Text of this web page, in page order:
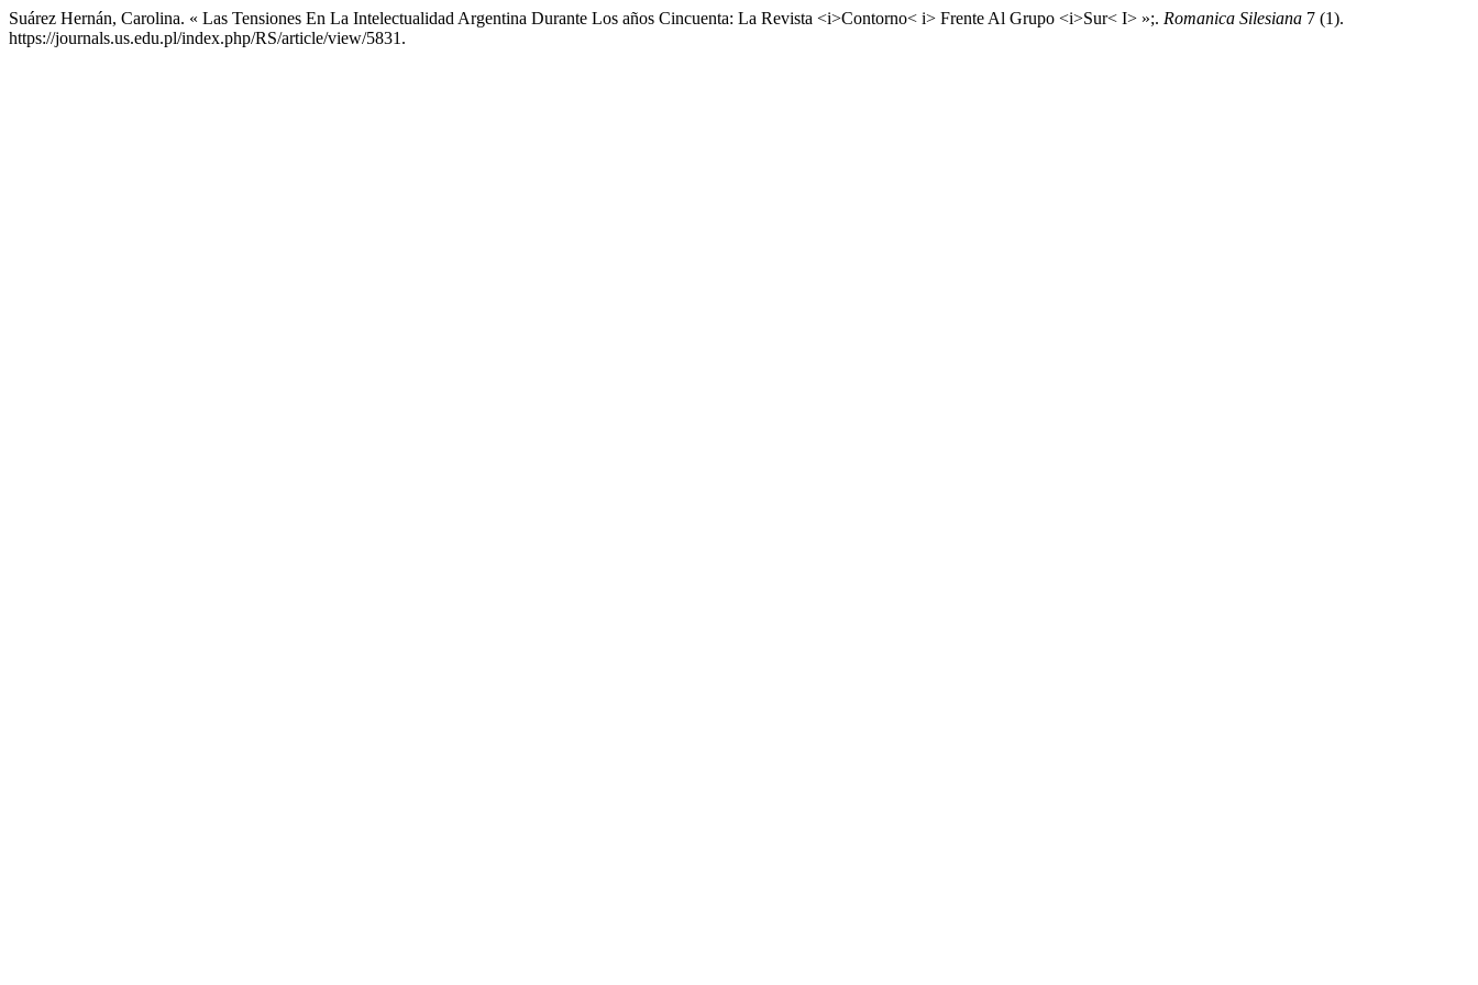
Suárez Hernán, Carolina. « Las Tensiones En La Intelectualidad Argentina Durante Los años Cincuenta: La Revista <i>Contorno< i> Frente Al Grupo <i>Sur< I> »;. Romanica Silesiana 7 (1).
https://journals.us.edu.pl/index.php/RS/article/view/5831.